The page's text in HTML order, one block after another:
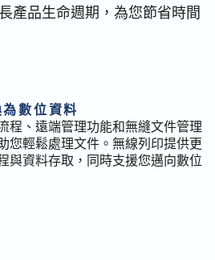
產品生命週期，為您節省時間
數位資料
程、遠端管理功能和無縫文件管理
您輕鬆處理文件。無線列印提供更
與資料存取，同時支援您邁向數位